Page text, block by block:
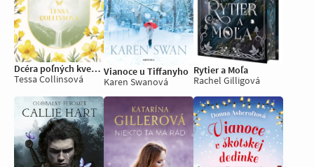
Dcéra poľných kvetov
Tessa Collinsová
Vianoce u Tiffanyho
Karen Swanová
Rytier a Moľa
Rachel Gilligová